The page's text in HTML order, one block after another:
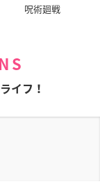
呪術廻戦
イフ！